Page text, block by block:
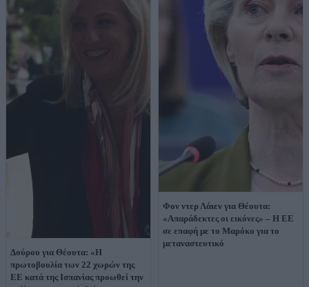
Δούρου για Θέουτα: «Η
πρωτοβουλία των 22 χωρών της
ΕΕ κατά της Ισπανίας προωθεί την
Φον ντερ Λάιεν για Θέουτα:
«Απαράδεκτες οι εικόνες» – Η ΕΕ
σε επαφή με το Μαρόκο για το
μεταναστευτικό